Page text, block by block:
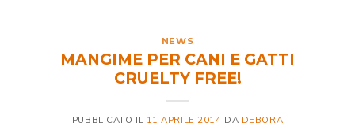
NEWS
MANGIME PER CANI E GATTI
CRUELTY FREE!
PUBBLICATO IL 11 APRILE 2014 DA DEBORA